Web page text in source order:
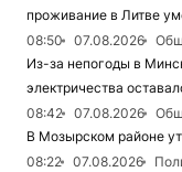
проживание в Литве
08:50
07.08.2026
Из-за непогоды в
электричества
08:42
07.08.2026
В Мозырском районе
08:22
07.08.2026